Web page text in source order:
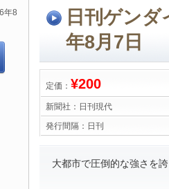
日刊ゲン
年8月7日
定価： ¥200
新聞社： 日刊現代
発行間隔： 日刊
大都市で圧倒的な強さを